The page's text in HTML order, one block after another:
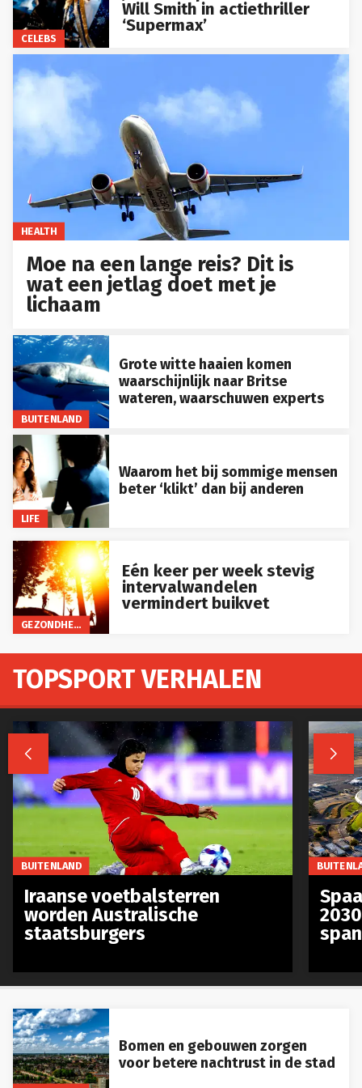
CELEBS
Will Smith in actiethriller
‘Supermax’
HEALTH
Moe na een lange reis? Dit is
wat een jetlag doet met je
lichaam
BUITENLAND
Grote witte haaien komen
waarschijnlijk naar Britse
wateren, waarschuwen experts
LIFE
Waarom het bij sommige mensen
beter ‘klikt’ dan bij anderen
GEZONDHEID
Eén keer per week stevig
intervalwandelen
vermindert buikvet
Bomen en gebouwen zorgen
voor betere nachtrust in de stad
TOPSPORT VERHALEN
 
BUITENLAND
Iraanse voetbalsterren
worden Australische
staatsburgers